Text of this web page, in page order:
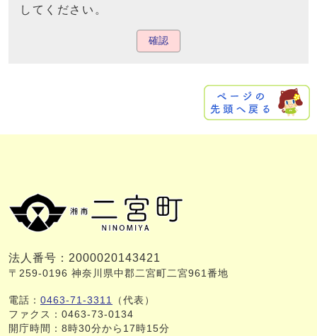
してください。
確認
法人番号：2000020143421
〒259-0196 神奈川県中郡二宮町二宮961番地
電話： 0463-71-3311
（代表）
ファクス：0463-73-0134
開庁時間：8時30分から17時15分